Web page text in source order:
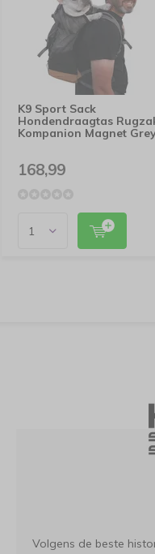
K9 Sport Sack
Hondendraagtas
Kompanion Magnet
168,99
Volgens de beste